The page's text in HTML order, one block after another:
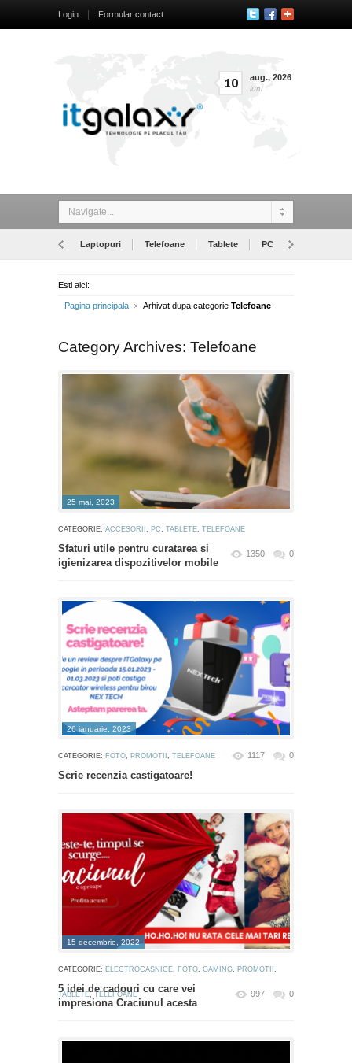
Login Formular contact
10 aug., 2026
luni
Navigate...
Laptopuri Telefoane Tablete PC
Esti aici:
Pagina principala Arhivat dupa categorie Telefoane
Category Archives: Telefoane
25 mai, 2023
CATEGORIE: ACCESORII , PC, TABLETE, TELEFOANE
1350 0
Sfaturi utile pentru curatarea si
igienizarea dispozitivelor mobile
26 ianuarie, 2023
CATEGORIE: FOTO, PROMOTII , TELEFOANE 1117 0
Scrie recenzia castigatoare!
15 decembrie, 2022
CATEGORIE: ELECTROCASNICE FOTO GAMING PROMOTII
TABLETE,TELEFOANE 997 0
5 idei de cadouri cu care vei
impresiona Craciunul acesta